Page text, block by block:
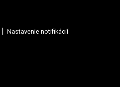
Nastavenie notifikácií